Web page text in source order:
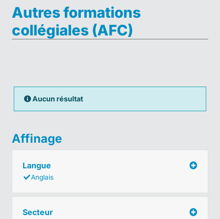
Autres formations
collégiales (AFC)
Aucun résultat
Affinage
Langue
Anglais
Secteur